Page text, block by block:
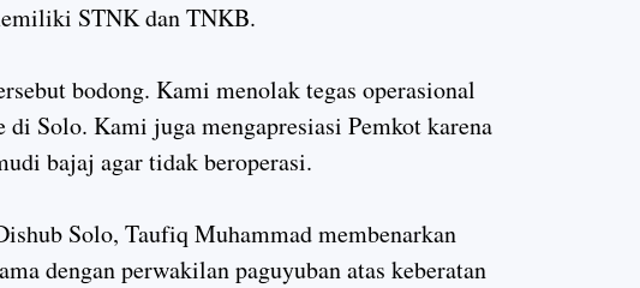
STNK dan TNKB.
bodong. Kami menolak tegas operasional
Solo. Kami juga mengapresiasi Pemkot karena
bajaj agar tidak beroperasi.
Solo, Taufiq Muhammad membenarkan
dengan perwakilan paguyuban atas keberatan